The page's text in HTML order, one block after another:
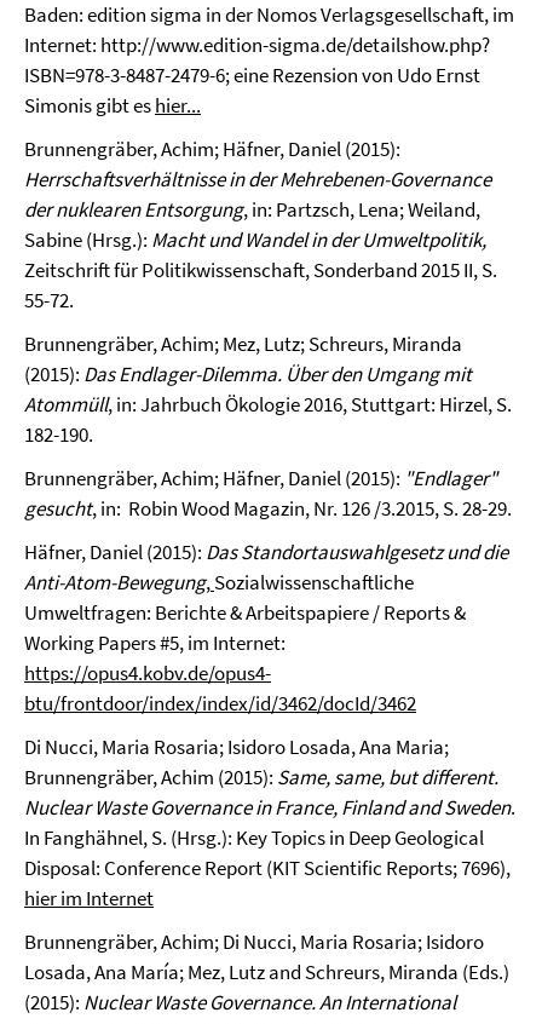
Baden: edition sigma in der Nomos Verlagsgesellschaft, im
Internet: http://www.edition-sigma.de/detailshow.php?
ISBN=978-3-8487-2479-6; eine Rezension von Udo Ernst
Simonis gibt eshier...
Brunnengräber, Achim; Häfner, Daniel (2015):
Herrschaftsverhältnisse in der Mehrebenen-Governance
der nuklearen Entsorgung, in: Partzsch, Lena; Weiland,
Sabine (Hrsg.): Macht und Wandel in der Umweltpolitik,
Zeitschrift für Politikwissenschaft, Sonderband 2015 II, S.
55-72.
Brunnengräber, Achim; Mez, Lutz; Schreurs, Miranda
(2015): Das Endlager-Dilemma. Über den Umgang mit
Atommüll, in: Jahrbuch Ökologie 2016, Stuttgart: Hirzel, S.
182-190.
Brunnengräber, Achim; Häfner, Daniel (2015): "Endlager"
gesucht, in: Robin Wood Magazin, Nr. 126 /3.2015, S. 28-29.
Häfner, Daniel (2015): Das Standortauswahlgesetz und die
Anti-Atom-Bewegung,Sozialwissenschaftliche
Umweltfragen: Berichte & Arbeitspapiere / Reports &
Working Papers #5, im Internet:
https://opus4.kobv.de/opus4-
btu/frontdoor/index/index/id/3462/docId/3462
Di Nucci, Maria Rosaria; Isidoro Losada, Ana Maria;
Brunnengräber, Achim (2015): Same, same, but different.
Nuclear Waste Governance in France, Finland and Sweden.
In Fanghähnel, S. (Hrsg.): Key Topics in Deep Geological
Disposal: Conference Report (KIT Scientific Reports; 7696),
hier im Internet
Brunnengräber, Achim; Di Nucci, Maria Rosaria; Isidoro
Losada, Ana María; Mez, Lutz and Schreurs, Miranda (Eds.)
(2015): Nuclear Waste Governance. An International